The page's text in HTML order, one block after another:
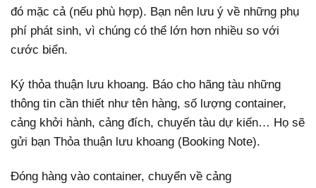
đó mặc cả (nếu phù hợp). Bạn nên lưu ý về những phụ
phí phát sinh, vì chúng có thể lớn hơn nhiều so với
cước biển.
Ký thỏa thuận lưu khoang. Báo cho hãng tàu những
thông tin cần thiết như tên hàng, số lượng container,
cảng khởi hành, cảng đích, chuyến tàu dự kiến… Họ sẽ
gửi bạn Thỏa thuận lưu khoang (Booking Note).
Đóng hàng vào container, chuyển về cảng